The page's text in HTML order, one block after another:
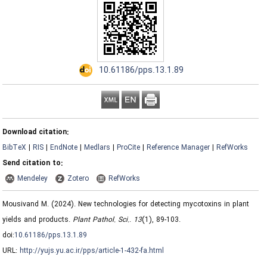
‎ 10.61186/pps.13.1.89
Download citation:
BibTeX |RIS |EndNote |Medlars |ProCite |Reference Manager |RefWorks
Send citation to:
Mendeley
Zotero RefWorks
Mousivand M.(2024).New technologies for detecting mycotoxins in plant
yields and products.Plant Pathol. Sci..13(1), 89-103.
doi:10.61186/pps.13.1.89
URL:http://yujs.yu.ac.ir/pps/article-1-432-fa.html